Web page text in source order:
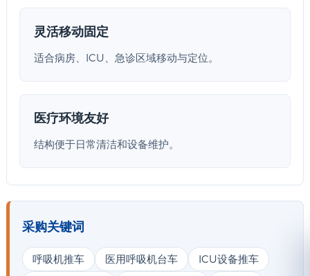
灵活移动固定
适合病房、ICU、急诊区域移动与定位。
医疗环境友好
结构便于日常清洁和设备维护。
采购关键词
呼吸机推车 医用呼吸机台车
ICU设备推车